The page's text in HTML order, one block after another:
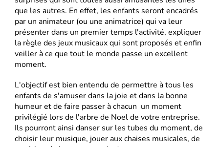
que les autres. En effet, les enfants seront encadrés
par un animateur (ou une animatrice) qui va leur
présenter dans un premier temps l'activité, expliquer
la règle des jeux musicaux qui sont proposés et enfin
veiller à ce que tout le monde passe un excellent
moment.
L'objectif est bien entendu de permettre à tous les
enfants de s'amuser dans la joie et dans la bonne
humeur et de faire passer à chacun un moment
privilégié lors de l'arbre de Noel de votre entreprise.
Ils pourront ainsi danser sur les tubes du moment, de
choisir leur musique, jouer aux chaises musicales, de